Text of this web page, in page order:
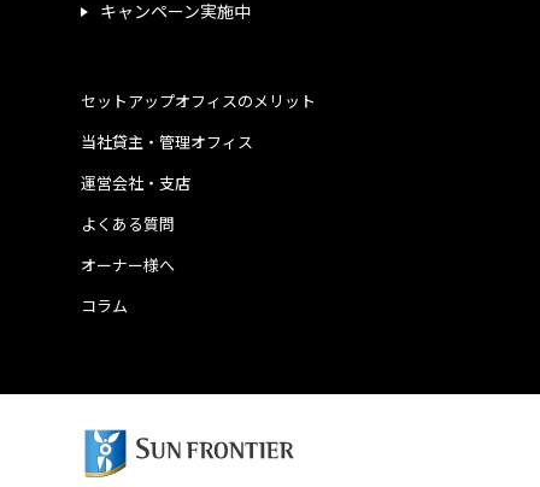
キャンペーン実施中
運営会社・支店
よくある質問
当社貸主・管理オフィス
オーナー様へ
コラム
セットアップオフィスのメリット